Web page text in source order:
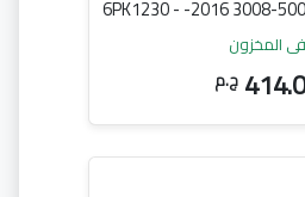
في المخزون
ج.م